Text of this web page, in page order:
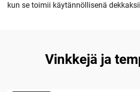
kun se toimii käytännöllisenä
Vinkkejä ja